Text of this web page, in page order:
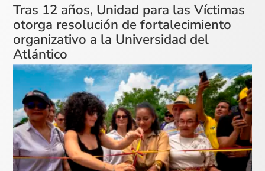
Tras 12 años, Unidad para las Víctimas
otorga resolución de fortalecimiento
organizativo a la Universidad del
Atlántico